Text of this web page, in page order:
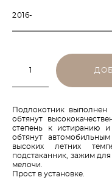
2016-
Подлокотник
обтянут
степень к истиранию
обтянут
высоких летних
подстаканник, зажим
мелочи.
Прост в установке.